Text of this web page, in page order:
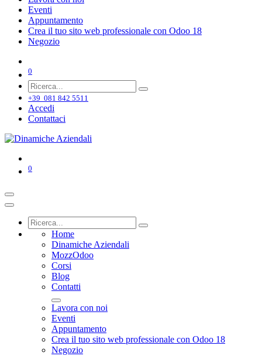
Eventi
Appuntamento
Crea il tuo sito web professionale con Odoo 18
Negozio
0
+39 081 842 5511
Accedi
Contattaci
0
Home
Dinamiche Aziendali
MozzOdoo
Corsi
Blog
Contatti
Lavora con noi
Eventi
Appuntamento
Crea il tuo sito web professionale con Odoo 18
Negozio